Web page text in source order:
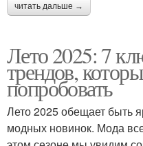
читать дальше →
Лето 2025: 7
трендов,
попробовать
Лето 2025 обещает быть
модных новинок. Мода